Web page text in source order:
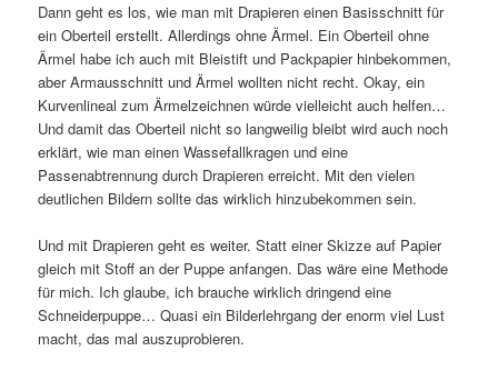
Dann geht es los, wie man mit Drapieren einen Basisschnitt für
ein Oberteil erstellt. Allerdings ohne Ärmel. Ein Oberteil ohne
Ärmel habe ich auch mit Bleistift und Packpapier hinbekommen,
aber Armausschnitt und Ärmel wollten nicht recht. Okay, ein
Kurvenlineal zum Ärmelzeichnen würde vielleicht auch helfen…
Und damit das Oberteil nicht so langweilig bleibt wird auch noch
erklärt, wie man einen Wassefallkragen und eine
Passenabtrennung durch Drapieren erreicht. Mit den vielen
deutlichen Bildern sollte das wirklich hinzubekommen sein.
Und mit Drapieren geht es weiter. Statt einer Skizze auf Papier
gleich mit Stoff an der Puppe anfangen. Das wäre eine Methode
für mich. Ich glaube, ich brauche wirklich dringend eine
Schneiderpuppe… Quasi ein Bilderlehrgang der enorm viel Lust
macht, das mal auszuprobieren.